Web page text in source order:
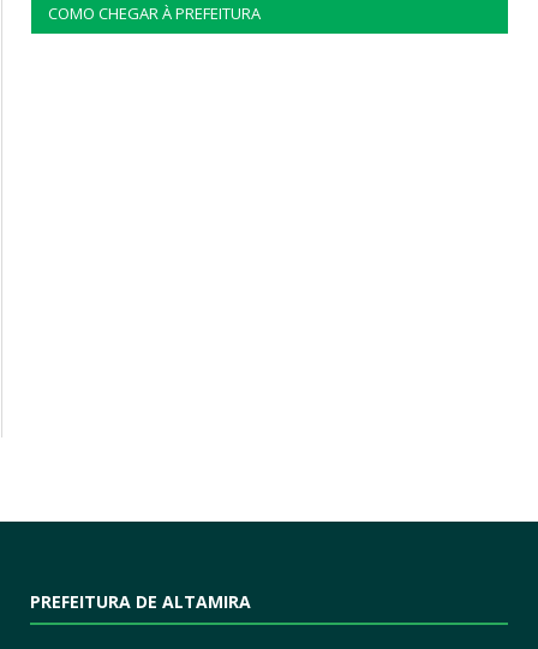
COMO CHEGAR À PREFEITURA
PREFEITURA DE ALTAMIRA